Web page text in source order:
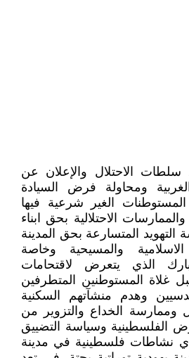
الاحتلال والإعلان عن
ومحاولة فرض السيادة
المستوطنات الغير شرعية فيها
الاحتلالية بحق ابناء
التهويد المتسارعة بحق المدينة
والمسيحية وخاصة
الذي يتعرض لاقتحامات
غلاة المستوطنين المتطرفين
وهدم منشآتهم السكنية
وممارسة الخداع والتزوير من
الفلسطينية وسياسة التضييق
نشاطات فلسطينية في مدينة